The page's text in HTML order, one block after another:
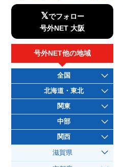
𝕏でフォロー
号外NET 大阪
号外NET他の地域
全国
北海道・東北
関東
中部
関西
滋賀県